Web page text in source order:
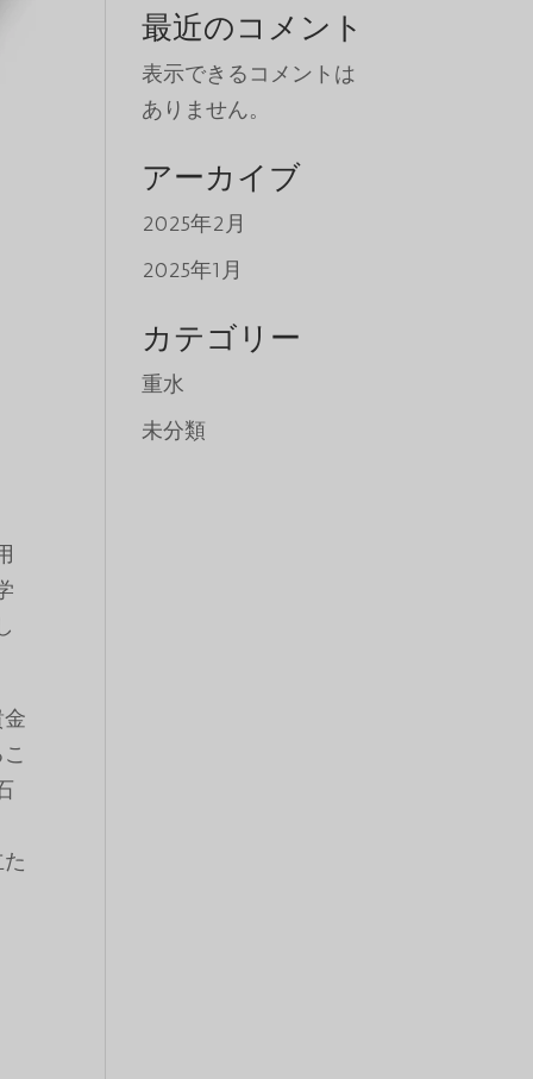
最近のコメント
表示できるコメントは
ありません。
アーカイブ
2025年2月
2025年1月
カテゴリー
重水
未分類